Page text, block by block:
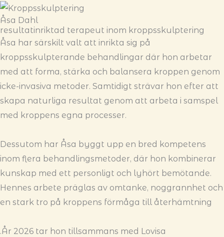
Åsa Dahl
resultatinriktad terapeut inom kroppsskulptering
Åsa har särskilt valt att inrikta sig på
kroppsskulpterande behandlingar där hon arbetar
med att forma, stärka och balansera kroppen genom
icke-invasiva metoder. Samtidigt strävar hon efter att
skapa naturliga resultat genom att arbeta i samspel
med kroppens egna processer.
Dessutom har Åsa byggt upp en bred kompetens
inom flera behandlingsmetoder, där hon kombinerar
kunskap med ett personligt och lyhört bemötande.
Hennes arbete präglas av omtanke, noggrannhet och
en stark tro på kroppens förmåga till återhämtning
.År 2026 tar hon tillsammans med Lovisa